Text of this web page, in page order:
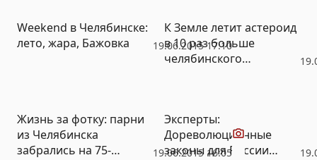
19.06.2015 17:10
Weekend в Челябинске:
лето, жара, Бажовка
К Земле летит астероид
в 10 раз больше
челябинского
19.06.2015 16:05
Жизнь за фотку: парни
из Челябинска
забрались на 75-
Эксперты:
Дореволюционные
законы для России